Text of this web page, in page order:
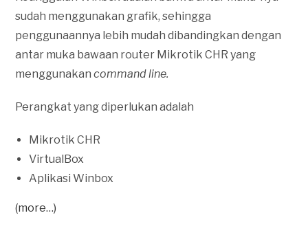
sudah menggunakan grafik, sehingga
penggunaannya lebih mudah dibandingkan dengan
antar muka bawaan router Mikrotik CHR yang
menggunakancommand line.
Perangkat yang diperlukan adalah
Mikrotik CHR
VirtualBox
Aplikasi Winbox
(more…)